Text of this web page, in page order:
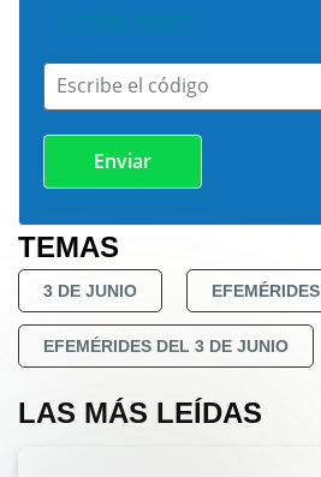
Cambiar imagen
Escribe el código
TEMAS
3 DE JUNIO EFEMÉRIDES
EFEMÉRIDES DEL 3 DE JUNIO
LAS MÁS LEÍDAS